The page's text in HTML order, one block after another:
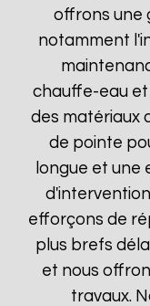
offrons une
notamment
chauffe-eau et
des matériaux
de pointe
longue et une
efforçons de
plus brefs
et nous
travaux.